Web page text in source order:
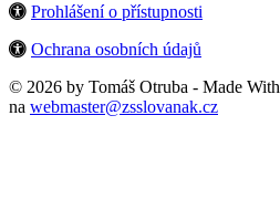
Prohlášení o přístupnosti
Ochrana osobních údajů
© 2026 by Tomáš Otruba - Made With
na webmaster@zsslovanak.cz